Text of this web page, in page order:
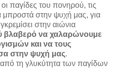
οι παγίδες του πονηρού, τις
μπροστά στην ψυχή μας, για
στην αιώνια
βλαβερό να χαλαρώνουμε
και να τους
στην ψυχή μας.
τη γλυκύτητα των παγίδων